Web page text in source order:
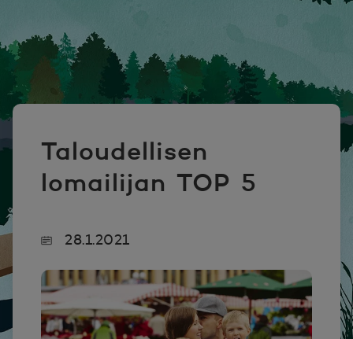
Taloudellisen
lomailijan TOP 5
28.1.2021